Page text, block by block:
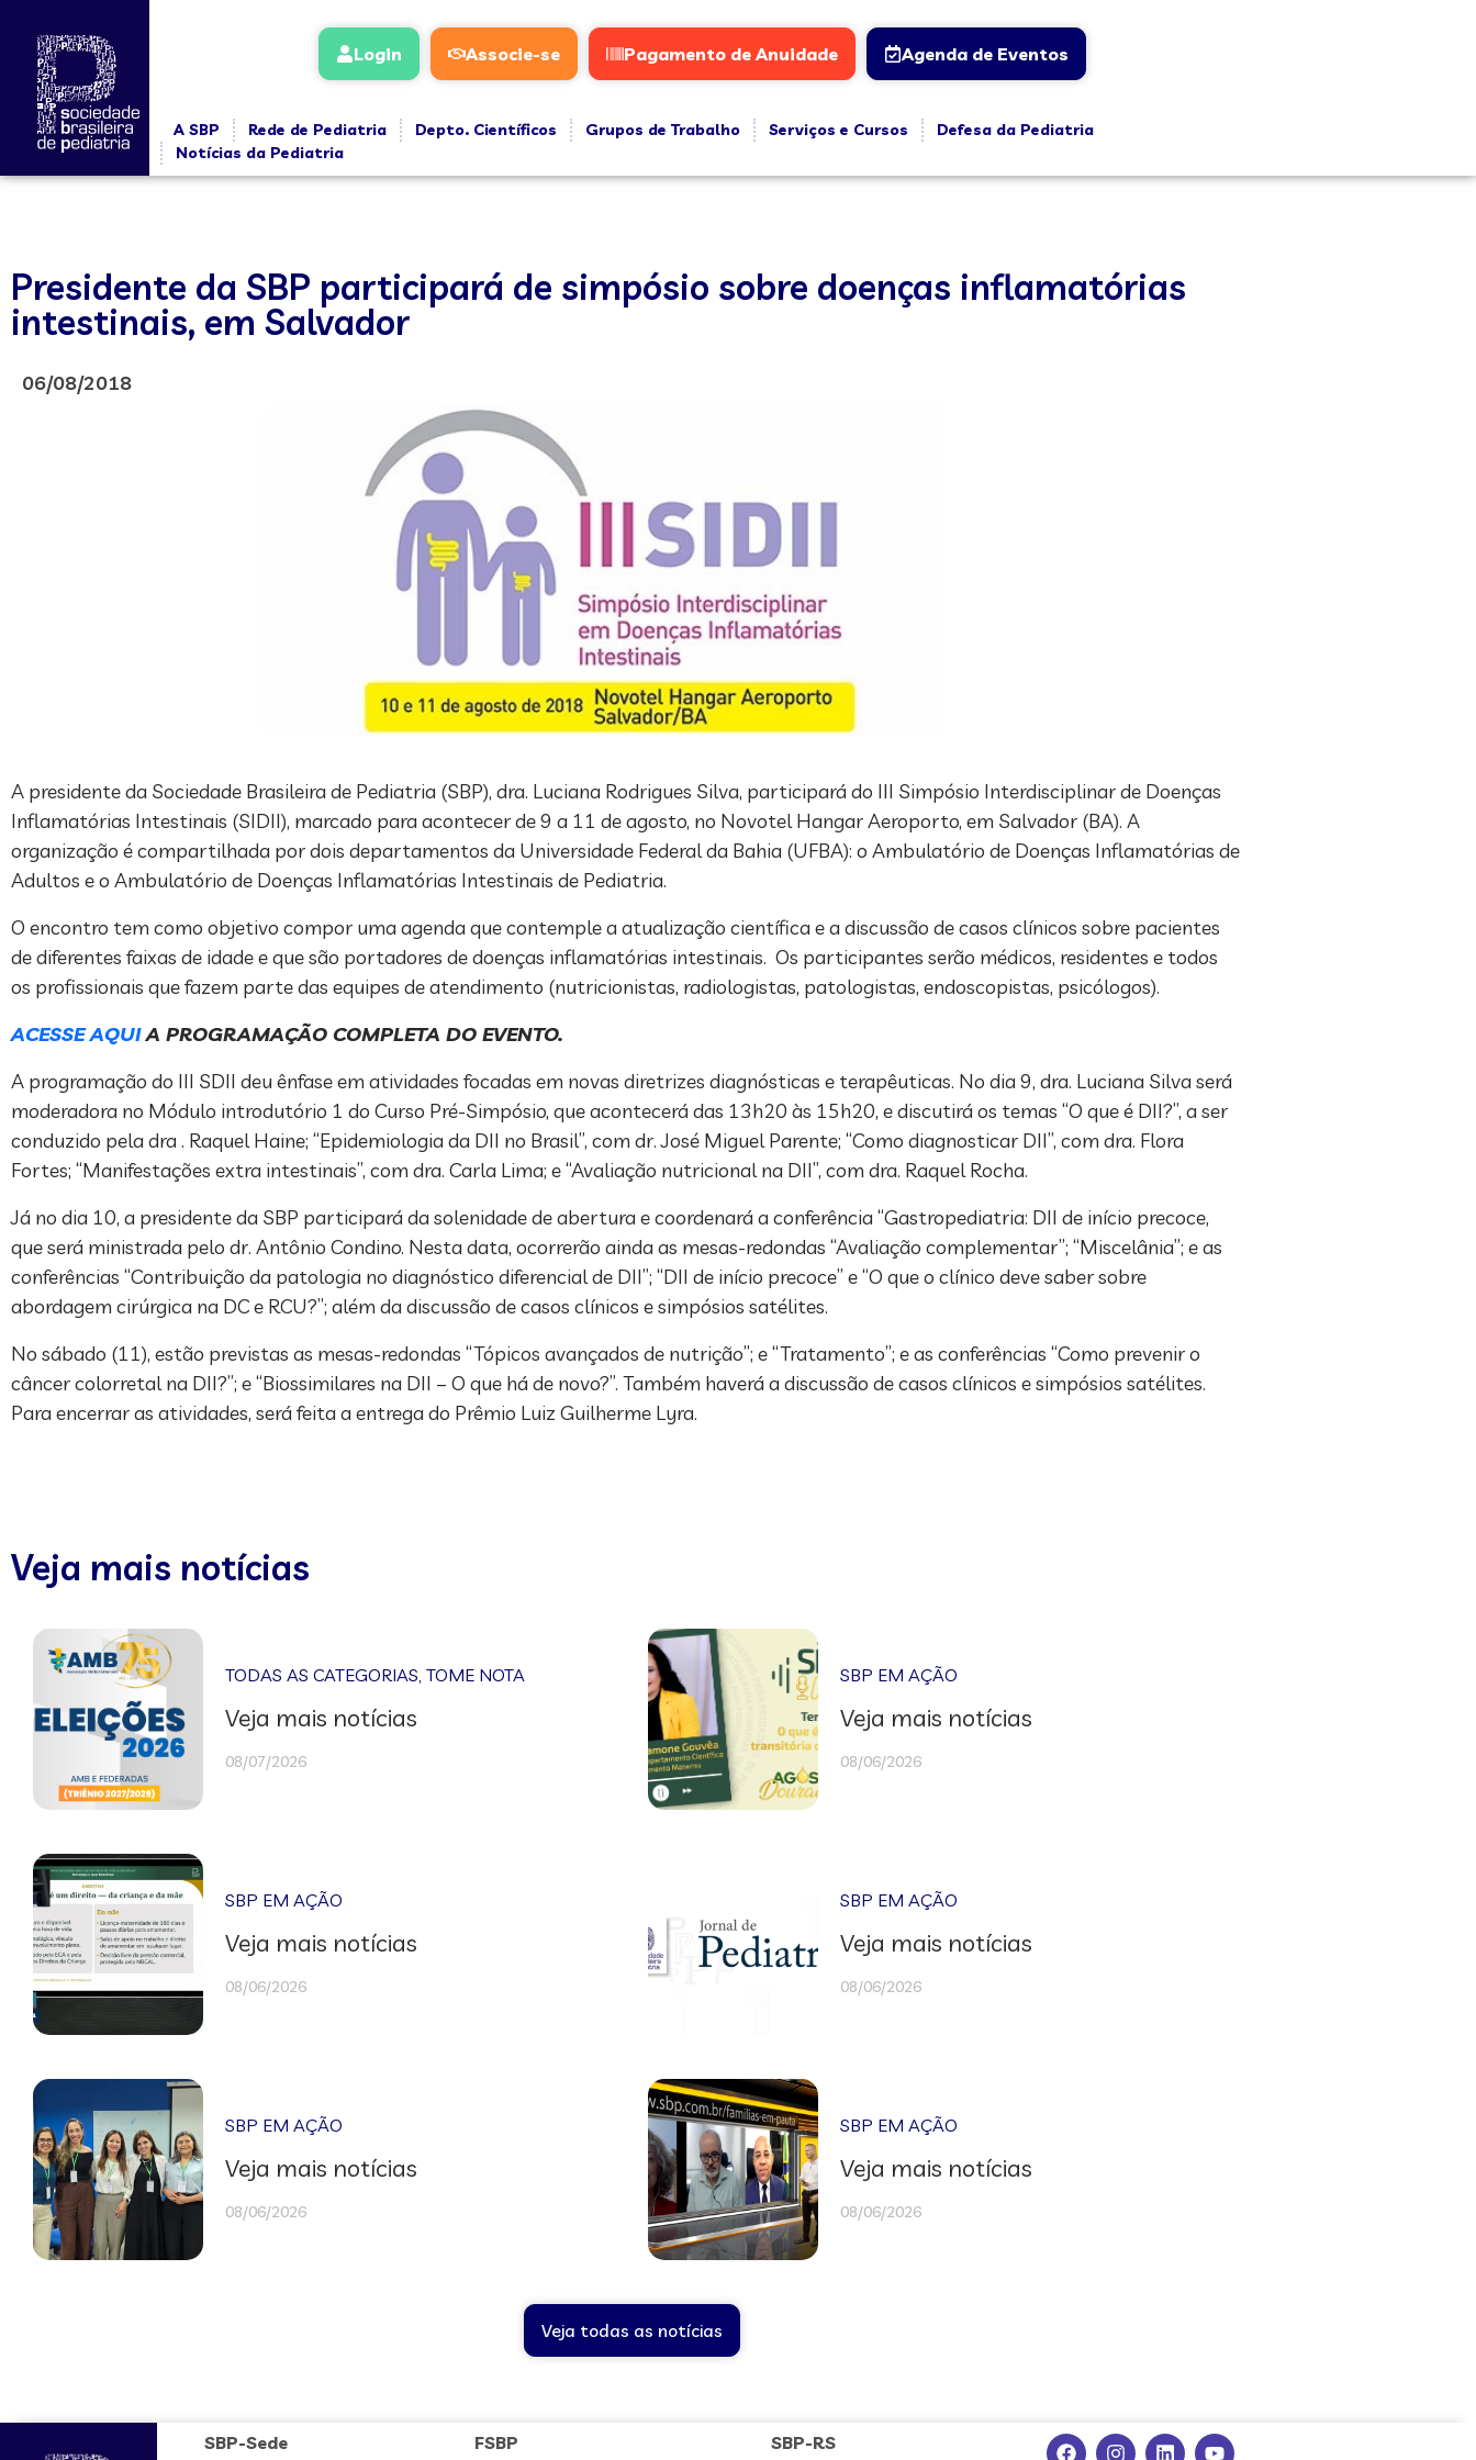
Login Associe-se Pagamento de Anuidade Agenda de Eventos
A SBP Rede de Pediatria Depto. Científicos Grupos de Trabalho Serviços e Cursos
Defesa da Pediatria
Notícias da Pediatria
Presidente da SBP participará de simpósio sobre doenças inflamatórias
intestinais, em Salvador
06/08/2018
A presidente da Sociedade Brasileira de Pediatria (SBP), dra. Luciana Rodrigues Silva, participará do III Simpósio Interdisciplinar de Doenças
Inflamatórias Intestinais (SIDII), marcado para acontecer de 9 a 11 de agosto, no Novotel Hangar Aeroporto, em Salvador (BA). A
organização é compartilhada por dois departamentos da Universidade Federal da Bahia (UFBA): o Ambulatório de Doenças Inflamatórias de
Adultos e o Ambulatório de Doenças Inflamatórias Intestinais de Pediatria.
O encontro tem como objetivo compor uma agenda que contemple a atualização científica e a discussão de casos clínicos sobre pacientes
de diferentes faixas de idade e que são portadores de doenças inflamatórias intestinais. Os participantes serão médicos, residentes e todos
os profissionais que fazem parte das equipes de atendimento (nutricionistas, radiologistas, patologistas, endoscopistas, psicólogos).
ACESSE AQUIA PROGRAMAÇÃO COMPLETA DO EVENTO.
A programação do III SDII deu ênfase em atividades focadas em novas diretrizes diagnósticas e terapêuticas. No dia 9, dra. Luciana Silva será
moderadora no Módulo introdutório 1 do Curso Pré-Simpósio, que acontecerá das 13h20 às 15h20, e discutirá os temas “O que é DII?”, a ser
conduzido pela dra . Raquel Haine; “Epidemiologia da DII no Brasil”, com dr. José Miguel Parente; “Como diagnosticar DII”, com dra. Flora
Fortes; “Manifestações extra intestinais”, com dra. Carla Lima; e “Avaliação nutricional na DII”, com dra. Raquel Rocha.
Já no dia 10, a presidente da SBP participará da solenidade de abertura e coordenará a conferência “Gastropediatria: DII de início precoce,
que será ministrada pelo dr. Antônio Condino. Nesta data, ocorrerão ainda as mesas-redondas “Avaliação complementar”; “Miscelânia”; e as
conferências “Contribuição da patologia no diagnóstico diferencial de DII”; “DII de início precoce” e “O que o clínico deve saber sobre
abordagem cirúrgica na DC e RCU?”; além da discussão de casos clínicos e simpósios satélites.
No sábado (11), estão previstas as mesas-redondas “Tópicos avançados de nutrição”; e “Tratamento”; e as conferências “Como prevenir o
câncer colorretal na DII?”; e “Biossimilares na DII – O que há de novo?”. Também haverá a discussão de casos clínicos e simpósios satélites.
Para encerrar as atividades, será feita a entrega do Prêmio Luiz Guilherme Lyra.
Veja mais notícias
TODAS AS CATEGORIAS,TOME NOTA
Veja mais notícias
08/07/2026
SBP EM AÇÃO
Veja mais notícias
08/06/2026
SBP EM AÇÃO
Veja mais notícias
08/06/2026
SBP EM AÇÃO
Veja mais notícias
08/06/2026
SBP EM AÇÃO
Veja mais notícias
08/06/2026
SBP EM AÇÃO
Veja mais notícias
08/06/2026
Veja todas as notícias
SBP-Sede FSBP SBP-RS